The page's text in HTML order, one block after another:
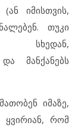
იმისთვის,
თუკი
სხედან,
მანქანებს
იმაზე,
რომ